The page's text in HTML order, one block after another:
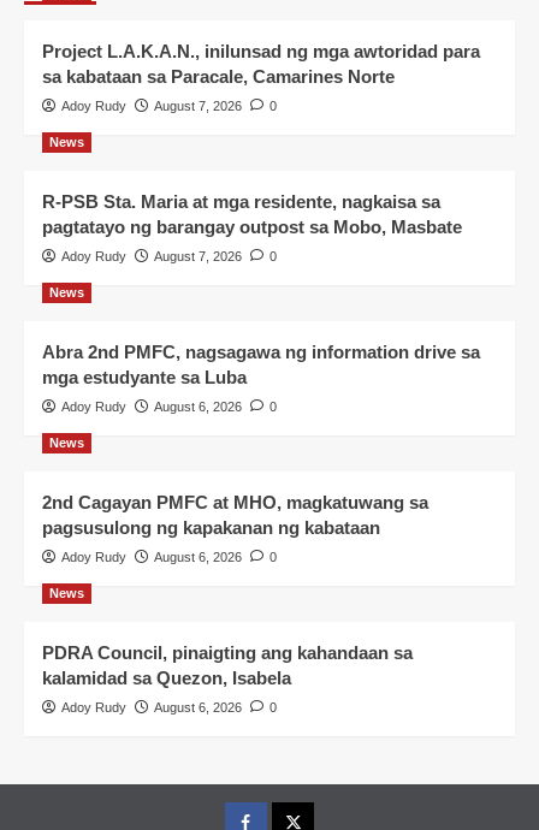
Project L.A.K.A.N., inilunsad ng mga awtoridad para
sa kabataan sa Paracale, Camarines Norte
Adoy Rudy August 7, 2026 0
News
R-PSB Sta. Maria at mga residente, nagkaisa sa
pagtatayo ng barangay outpost sa Mobo, Masbate
Adoy Rudy August 7, 2026 0
News
Abra 2nd PMFC, nagsagawa ng information drive sa
mga estudyante sa Luba
Adoy Rudy August 6, 2026 0
News
2nd Cagayan PMFC at MHO, magkatuwang sa
pagsusulong ng kapakanan ng kabataan
Adoy Rudy August 6, 2026 0
News
PDRA Council, pinaigting ang kahandaan sa
kalamidad sa Quezon, Isabela
Adoy Rudy August 6, 2026 0